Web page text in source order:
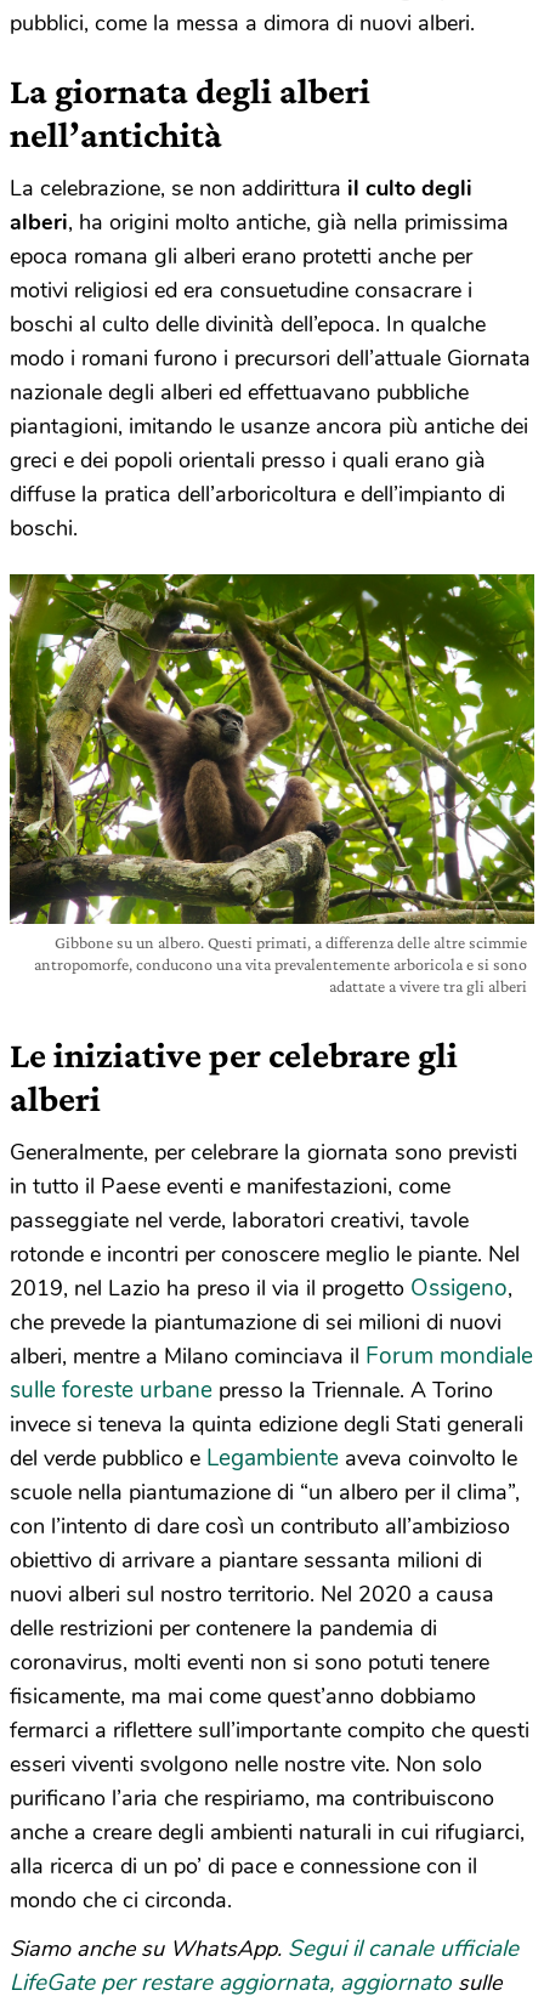
pubblici, come la messa a dimora di nuovi alberi.
La giornata degli alberi
nell’antichità
La celebrazione, se non addirittura il culto degli
alberi, ha origini molto antiche, già nella primissima
epoca romana gli alberi erano protetti anche per
motivi religiosi ed era consuetudine consacrare i
boschi al culto delle divinità dell’epoca. In qualche
modo i romani furono i precursori dell’attuale Giornata
nazionale degli alberi ed effettuavano pubbliche
piantagioni, imitando le usanze ancora più antiche dei
greci e dei popoli orientali presso i quali erano già
diffuse la pratica dell’arboricoltura e dell’impianto di
boschi.
Gibbone su un albero. Questi primati, a differenza delle altre scimmie
antropomorfe, conducono una vita prevalentemente arboricola e si sono
adattate a vivere tra gli alberi
Le iniziative per celebrare gli
alberi
Generalmente, per celebrare la giornata sono previsti
in tutto il Paese eventi e manifestazioni, come
passeggiate nel verde, laboratori creativi, tavole
rotonde e incontri per conoscere meglio le piante. Nel
2019, nel Lazio ha preso il via il progetto Ossigeno,
che prevede la piantumazione di sei milioni di nuovi
alberi, mentre a Milano cominciava il Forum mondiale
sulle foreste urbane presso la Triennale. A Torino
invece si teneva la quinta edizione degli Stati generali
del verde pubblico e Legambiente aveva coinvolto le
scuole nella piantumazione di “un albero per il clima”,
con l’intento di dare così un contributo all’ambizioso
obiettivo di arrivare a piantare sessanta milioni di
nuovi alberi sul nostro territorio. Nel 2020 a causa
delle restrizioni per contenere la pandemia di
coronavirus, molti eventi non si sono potuti tenere
fisicamente, ma mai come quest’anno dobbiamo
fermarci a riflettere sull’importante compito che questi
esseri viventi svolgono nelle nostre vite. Non solo
purificano l’aria che respiriamo, ma contribuiscono
anche a creare degli ambienti naturali in cui rifugiarci,
alla ricerca di un po’ di pace e connessione con il
mondo che ci circonda.
Siamo anche su WhatsApp. Segui il canale ufficiale
LifeGate per restare aggiornata, aggiornato sulle